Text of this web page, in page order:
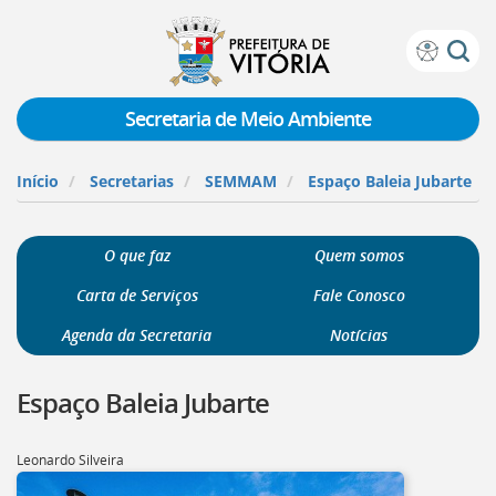
Prefeitura
Vitória
teclado:
para
a
instruções
Ir
a
página
do
Portal
Secretaria de Meio Ambiente
Início Secretarias SEMMAM Espaço Baleia Jubarte
O que faz
Quem somos
Carta de Serviços
Fale Conosco
Agenda da Secretaria
Notícias
Espaço Baleia Jubarte
Leonardo Silveira